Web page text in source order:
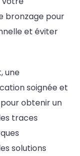
bronzage pour
et éviter
une
soignée et
obtenir un
traces
solutions